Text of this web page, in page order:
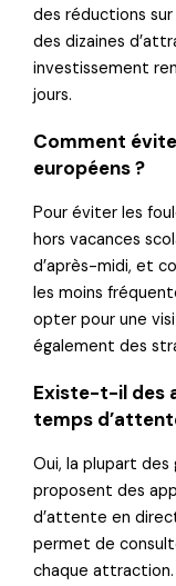
des réductions
des dizaines
investissement
jours.
Comment
européens ?
Pour éviter les
hors vacances
d’après-midi, et
les moins
opter pour une
également des
Existe-t-il des
temps
Oui, la plupart
proposent des
d’attente en
permet de
chaque